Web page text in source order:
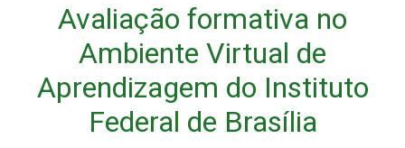
Avaliação formativa no
Ambiente Virtual de
Aprendizagem do Instituto
Federal de Brasília